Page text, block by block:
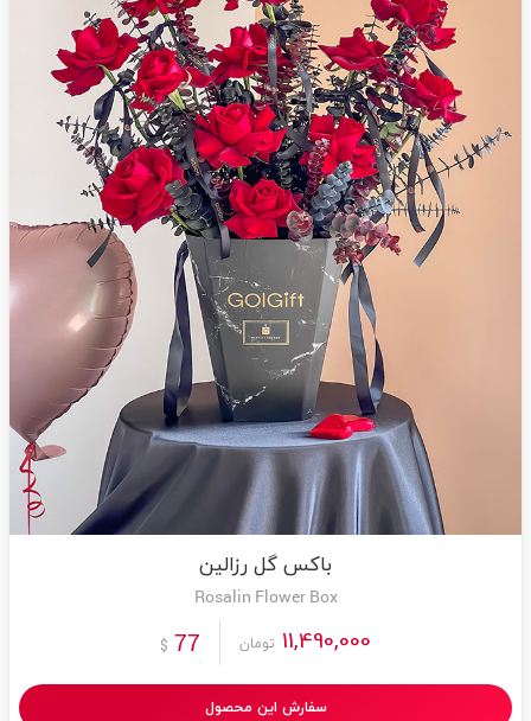
باکس گل رزالین
Rosalin Flower Box
11,490,000 تومان 77
$
سفارش این محصول